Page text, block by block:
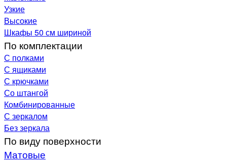
Узкие
Высокие
Шкафы 50 см шириной
По комплектации
С полками
С ящиками
С крючками
Со штангой
Комбинированные
С зеркалом
Без зеркала
По виду поверхности
Матовые